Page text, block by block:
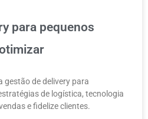
para pequenos
gestão de delivery para
de logística, tecnologia
e fidelize clientes.